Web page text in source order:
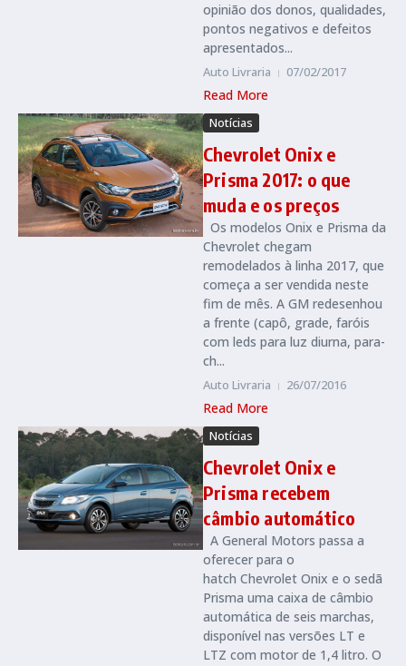
opinião dos donos, qualidades,
pontos negativos e defeitos
apresentados...
Auto Livraria 07/02/2017
Read More
Notícias
Chevrolet Onix e
Prisma 2017: o que
muda e os preços
Os modelos Onix e Prisma da
Chevrolet chegam
remodelados à linha 2017, que
começa a ser vendida neste
fim de mês. A GM redesenhou
a frente (capô, grade, faróis
com leds para luz diurna, para-
ch...
Auto Livraria 26/07/2016
Read More
Notícias
Chevrolet Onix e
Prisma recebem
câmbio automático
A General Motors passa a
oferecer para o
hatch Chevrolet Onix e o sedã
Prisma uma caixa de câmbio
automática de seis marchas,
disponível nas versões LT e
LTZ com motor de 1,4 litro. O